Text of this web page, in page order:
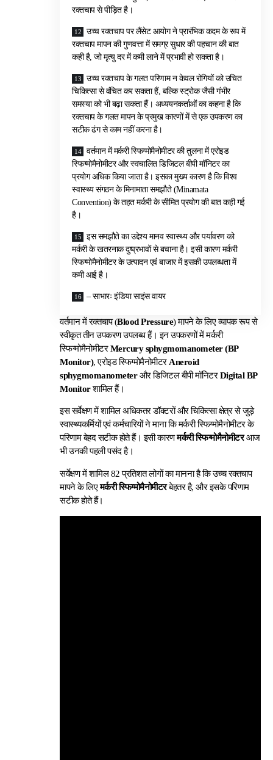
रक्तचाप से पीड़ित है।
उच्च रक्तचाप पर लैंसेट आयोग ने प्रारंभिक कदम के रूप में
रक्तचाप मापन की गुणवत्ता में समग्र सुधार की पहचान की बात
कही है, जो मृत्यु दर में कमी लाने में प्रभावी हो सकता है।
उच्च रक्तचाप के गलत परिणाम न केवल रोगियों को उचित
चिकित्सा से वंचित कर सकता हैं, बल्कि स्ट्रोक जैसी गंभीर
समस्या को भी बढ़ा सकता हैं। अध्ययनकर्ताओं का कहना है कि
रक्तचाप के गलत मापन के प्रमुख कारणों में से एक उपकरण का
सटीक ढंग से काम नहीं करना है।
वर्तमान में मर्करी स्फिग्मोमैनोमीटर की तुलना में एरोइड
स्फिग्मोमैनोमीटर और स्वचालित डिजिटल बीपी मॉनिटर का
प्रयोग अधिक किया जाता है। इसका मुख्य कारण है कि विश्व
स्वास्थ्य संगठन के मिनामाता समझौते (Minamata
Convention) के तहत मर्करी के सीमित प्रयोग की बात कही गई
है।
इस समझौते का उद्देश्य मानव स्वास्थ्य और पर्यावरण को
मर्करी के खतरनाक दुष्प्रभावों से बचाना है। इसी कारण मर्करी
स्फिग्मोमैनोमीटर के उत्पादन एवं बाजार में इसकी उपलब्धता में
कमी आई है।
– साभारः इंडिया साइंस वायर
वर्तमान में रक्तचाप (Blood Pressure) मापने के लिए व्यापक रूप से
स्वीकृत तीन उपकरण उपलब्ध हैं। इन उपकरणों में मर्करी
स्फिग्मोमैनोमीटरMercury sphygmomanometer (BP
Monitor), एरोइड स्फिग्मोमैनोमीटर Aneroid
sphygmomanometerऔर डिजिटल बीपी मॉनिटरDigital BP
Monitorशामिल हैं।
इस सर्वेक्षण में शामिल अधिकतर डॉक्टरों और चिकित्सा क्षेत्र से जुड़े
स्वास्थ्यकर्मियों एवं कर्मचारियों ने माना कि मर्करी स्फिग्मोमैनोमीटर के
परिणाम बेहद सटीक होते हैं। इसी कारणमर्करी स्फिग्मोमैनोमीटरआज
भी उनकी पहली पसंद है।
सर्वेक्षण में शामिल 82 प्रतिशत लोगों का मानना है कि उच्च रक्तचाप
मापने के लिएमर्करी स्फिग्मोमैनोमीटरबेहतर है, और इसके परिणाम
सटीक होते हैं।